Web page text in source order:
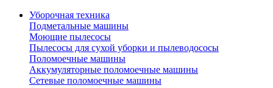
Уборочная техника
Подметальные машины
Моющие пылесосы
Пылесосы для сухой уборки и пылеводососы
Поломоечные машины
Аккумуляторные поломоечные машины
Сетевые поломоечные машины